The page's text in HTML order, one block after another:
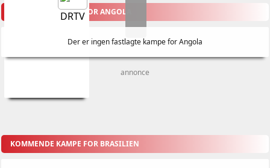
KOMMENDE KAMPE FOR ANGOLA
Der er ingen fastlagte kampe for Angola
annonce
KOMMENDE KAMPE FOR BRASILIEN